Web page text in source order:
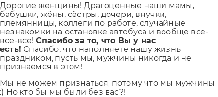
Дорогие женщины! Драгоценные наши мамы,
бабушки, жёны, сёстры, дочери, внучки,
племянницы, коллеги по работе, случайные
незнакомки на остановке автобуса и вообще все-
все-все! Спасибо за то, что Вы у нас
есть! Спасибо, что наполняете нашу жизнь
праздником, пусть мы, мужчины никогда и не
признаёмся в этом!
Мы не можем признаться, потому что мы мужчины
:) Но кто бы мы были без вас?!